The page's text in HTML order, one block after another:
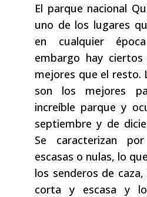
El parque nacional
uno de los lugares
en cualquier
embargo hay
mejores que el resto.
son los mejores
increíble parque y
septiembre y de
Se caracterizan por
escasas o nulas, lo
los senderos de
corta y escasa y